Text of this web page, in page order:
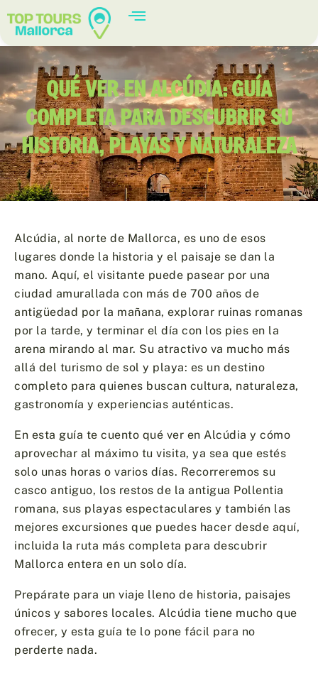
QUÉ VER EN ALCÚDIA: GUÍA
COMPLETA PARA DESCUBRIR SU
HISTORIA, PLAYAS Y NATURALEZA
Alcúdia, al norte de Mallorca, es uno de esos
lugares donde la historia y el paisaje se dan la
mano. Aquí, el visitante puede pasear por una
ciudad amurallada con más de 700 años de
antigüedad por la mañana, explorar ruinas romanas
por la tarde, y terminar el día con los pies en la
arena mirando al mar. Su atractivo va mucho más
allá del turismo de sol y playa: es un destino
completo para quienes buscan cultura, naturaleza,
gastronomía y experiencias auténticas.
En esta guía te cuento qué ver en Alcúdia y cómo
aprovechar al máximo tu visita, ya sea que estés
solo unas horas o varios días. Recorreremos su
casco antiguo, los restos de la antigua Pollentia
romana, sus playas espectaculares y también las
mejores excursiones que puedes hacer desde aquí,
incluida la ruta más completa para descubrir
Mallorca entera en un solo día.
Prepárate para un viaje lleno de historia, paisajes
únicos y sabores locales. Alcúdia tiene mucho que
ofrecer, y esta guía te lo pone fácil para no
perderte nada.